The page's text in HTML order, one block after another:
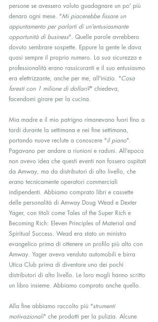
persone se avessero voluto guadagnare un po' più
denaro ogni mese. "Mi piacerebbe fissare un
appuntamento per parlarti di un'entusiasmante
opportunità di business". Quelle parole avrebbero
dovuto sembrare sospette. Eppure la gente le dava
quasi sempre il proprio numero. La sua sicurezza e
professionalità erano rassicuranti e il suo entusiasmo
era elettrizzante, anche per me, all'inizio. "Cosa
faresti con 1 milione di dollari?" chiedeva,
facendomi girare per la cucina.
Mia madre e il mio patrigno rimanevano fuori fino a
tardi durante la settimana e nei fine settimana,
portando nuove reclute a conoscere "il piano".
Pagavano per andare a riunioni e raduni. All'epoca
non avevo idea che questi eventi non fossero ospitati
da Amway, ma da distributori di alto livello, che
erano tecnicamente operatori commerciali
indipendenti. Abbiamo comprato libri e cassette
delle personalità di Amway Doug Wead e Dexter
Yager, con titoli come Tales of the Super Rich e
Becoming Rich: Eleven Principles of Material and
Spiritual Success. Wead era stato un ministro
evangelico prima di ottenere un profilo più alto con
Amway. Yager aveva venduto automobili e birra
Utica Club prima di diventare uno dei pochi
distributori di alto livello. Le loro mogli hanno scritto
un libro insieme. Abbiamo comprato anche quello.
Alla fine abbiamo raccolto più "strumenti
motivazionali" che prodotti per la pulizia. Alcune